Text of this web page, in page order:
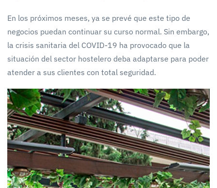
En los próximos meses, ya se prevé que este tipo de
negocios puedan continuar su curso normal. Sin embargo,
la crisis sanitaria del COVID-19 ha provocado que la
situación del sector hostelero deba adaptarse para poder
atender a sus clientes con total seguridad.